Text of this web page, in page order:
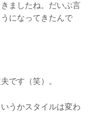
ましたね。だいぶ言
になってきたんで
です（笑）。
うかスタイルは変わ